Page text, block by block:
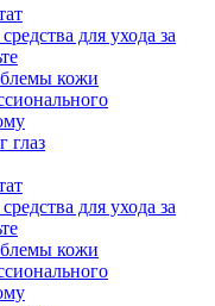
для ухода за
кожи
глаз
для ухода за
кожи